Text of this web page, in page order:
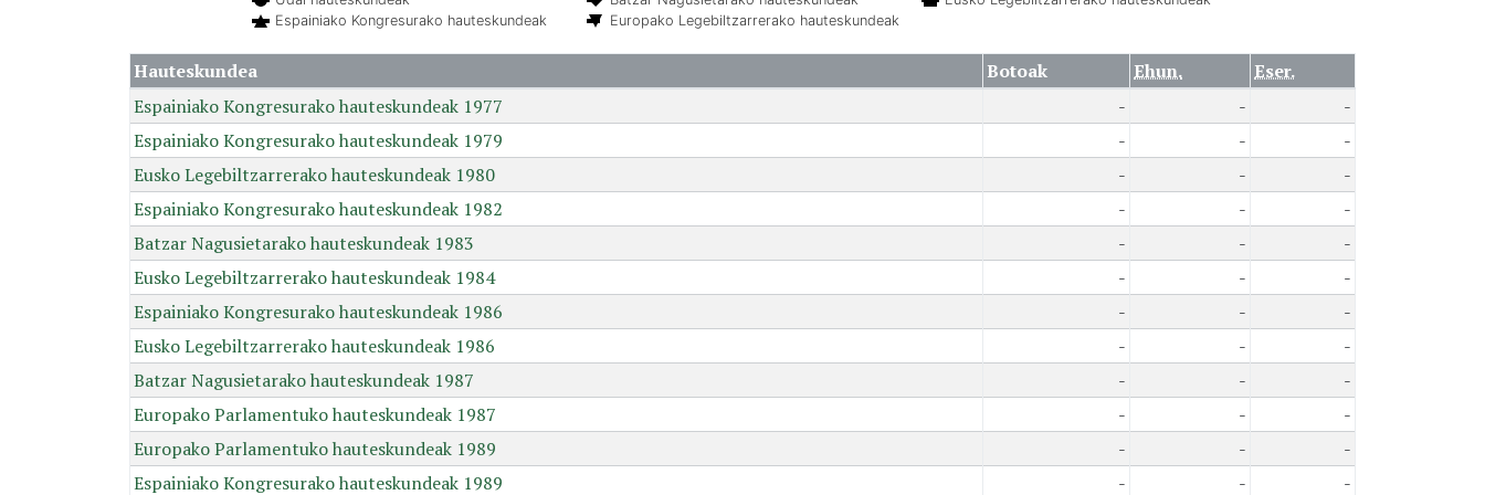
Espainiako Kongresurako hauteskundeak
Europako Legebiltzarrerako hauteskundeak
Hauteskundea Botoak Ehun.
Eser.
Espainiako Kongresurako hauteskundeak 1977
- -
-
Espainiako Kongresurako hauteskundeak 1979
- -
-
Eusko Legebiltzarrerako hauteskundeak 1980
- -
-
Espainiako Kongresurako hauteskundeak 1982
- -
-
Batzar Nagusietarako hauteskundeak 1983
- -
-
Eusko Legebiltzarrerako hauteskundeak 1984
- -
-
Espainiako Kongresurako hauteskundeak 1986
- -
-
Eusko Legebiltzarrerako hauteskundeak 1986
- -
-
Batzar Nagusietarako hauteskundeak 1987
- -
-
Europako Parlamentuko hauteskundeak 1987
- -
-
Europako Parlamentuko hauteskundeak 1989
- -
-
Espainiako Kongresurako hauteskundeak 1989
- -
-